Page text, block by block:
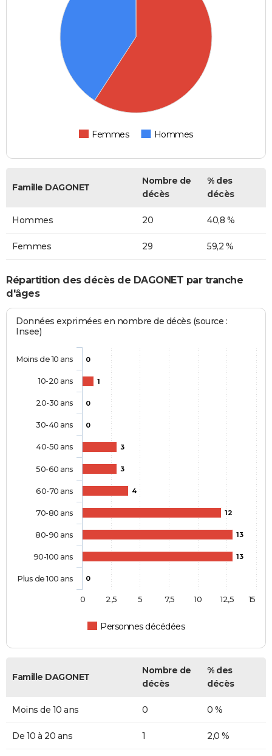
Femmes Hommes
Famille DAGONET
Nombre de
décès
% des
décès
Hommes 20 40,8 %
Femmes 29 59,2 %
Répartition des décès de DAGONET par tranche
d'âges
Données exprimées en nombre de décès (source :
Insee)
0
1
0
0
3
3
4
12
13
13
0
Personnes décédées
Moins de 10 ans
10-20 ans
20-30 ans
30-40 ans
40-50 ans
50-60 ans
60-70 ans
70-80 ans
80-90 ans
90-100 ans
Plus de 100 ans
0 2,5 5 7,5 10 12,5 15
Famille DAGONET
Nombre de
décès
% des
décès
Moins de 10 ans 0 0 %
De 10 à 20 ans 1 2,0 %